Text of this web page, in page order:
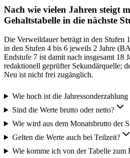
Nach wie vielen Jahren steigt
Gehaltstabelle in die nächste
Die Verweildauer beträgt in den Stufen
in den Stufen 4 bis 6 jeweils 2 Jahre
Endstufe 7 ist damit nach insgesamt 18
redaktionell geprüfter Sekundärquelle;
Neu ist nicht frei zugänglich.
Wie hoch ist die
Sind die Werte brutto oder netto?
Wie wird aus dem Monatsbrutto der
Gelten die Werte auch bei Teilzeit?
Wie komme ich von der Tabelle zum